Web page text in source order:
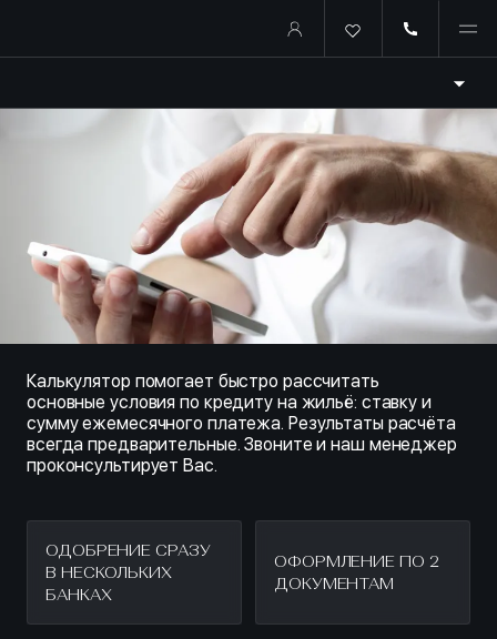
Купить квартиру в ипотеку
Калькулятор помогает быстро рассчитать
основные условия по кредиту на жильё: ставку и
сумму ежемесячного платежа. Результаты расчёта
всегда предварительные. Звоните и наш менеджер
проконсультирует Вас.
ОДОБРЕНИЕ СРАЗУ
В НЕСКОЛЬКИХ
БАНКАХ
ОФОРМЛЕНИЕ ПО 2
ДОКУМЕНТАМ